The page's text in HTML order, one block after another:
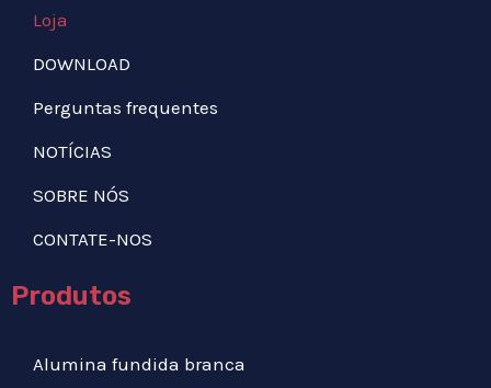
Loja
DOWNLOAD
Perguntas frequentes
NOTÍCIAS
SOBRE NÓS
CONTATE-NOS
Produtos
Alumina fundida branca